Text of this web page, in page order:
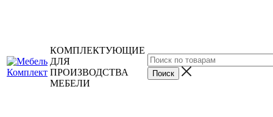
КОМПЛЕКТУЮЩИЕ
ДЛЯ
ПРОИЗВОДСТВА
МЕБЕЛИ